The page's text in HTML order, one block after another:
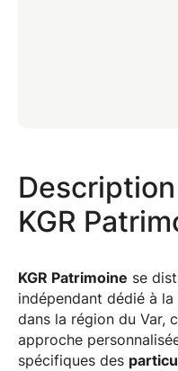
KGR
KGR Patrimoine se
indépendant dédié à la
dans la région du Var,
approche
spécifiques des